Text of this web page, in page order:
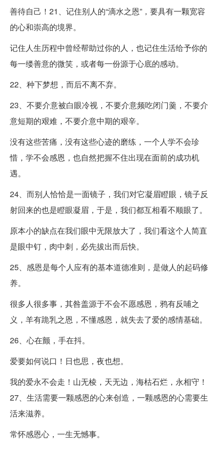
善待自己！21、记住别人的“滴水之恩”，要具有一颗宽容
的心和崇高的境界。
记住人生历程中曾经帮助过你的人，也记住生活给予你的
每一缕善意的微笑，或者每一份源于心底的感动。
22、种下梦想，而后不离不弃。
23、不要介意被白眼冷视，不要介意频吃闭门羹，不要介
意短期的艰难，不要介意中期的艰辛。
没有这些苦痛，没有这些心迹的磨练，一个人学不会珍
惜，学不会感恩，也自然把握不住出现在面前的成功机
遇。
24、而别人恰恰是一面镜子，我们对它凝眉瞪眼，镜子反
射回来的也是瞪眼凝眉，于是，我们都互相看不顺眼了。
原本小的缺点在我们眼中无限放大了，我们看这个人简直
是眼中钉，肉中刺，必先拔出而后快。
25、感恩是每个人应有的基本道德准则，是做人的起码修
养。
很多人很多事，其咎盖源于不会不愿感恩，鸦有反哺之
义，羊有跪乳之恩，不懂感恩，就失去了爱的感情基础。
26、心在颤，手在抖。
爱要如何说口！日也思，夜也想。
我的爱永不会走！山无棱，天无边，海枯石烂，永相守！
27、生活需要一颗感恩的心来创造，一颗感恩的心需要生
活来滋养。
常怀感恩心，一生无憾事。